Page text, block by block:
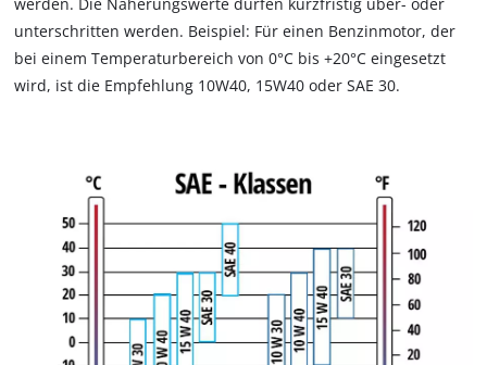
unterschritten werden. Beispiel: Für einen Benzinmotor, der
bei einem Temperaturbereich von 0°C bis +20°C eingesetzt
wird, ist die Empfehlung 10W40, 15W40 oder SAE 30.